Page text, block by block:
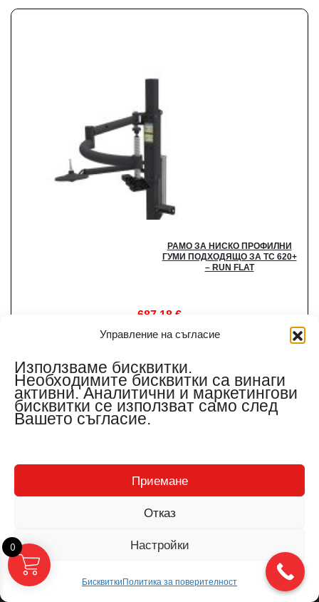
Управление на съгласие
Използваме бисквитки.
Необходимите бисквитки са винаги
активни. Аналитични и маркетингови
бисквитки се използват само след
Вашето съгласие.
Приемане
Отказ
Настройки
Бисквитки Политика за поверителност
РАМО ЗА НИСКО ПРОФИЛНИ
ГУМИ ПОДХОДЯЩО ЗА ТС 620+
– RUN FLAT
687.18 €
1344.01 лв.
Купи
0